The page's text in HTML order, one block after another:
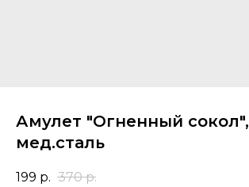
Амулет "Огненный сокол",
мед.сталь
199 р. 370 р.